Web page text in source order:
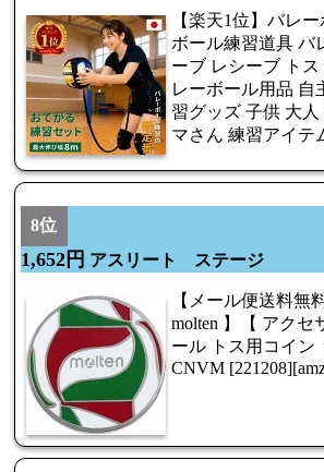
【楽天1位】バレ
ボール練習道具 バ
ーブ レシーブ ト
レーボール用品 自
習グッズ 子供 大
マさん 練習アイテ
8位
1,652円 アスリート ステージ
【メール便送料無
molten 】【 アクセ
ール トス用コイン
CNVM